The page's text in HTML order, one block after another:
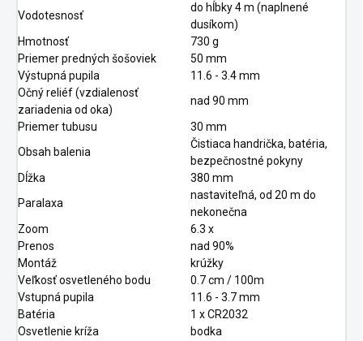
Vodotesnosť
do hĺbky 4 m (naplnené
dusíkom)
Hmotnosť
730 g
Priemer predných šošoviek
50 mm
Výstupná pupila
11.6 - 3.4 mm
Očný reliéf (vzdialenosť
zariadenia od oka)
nad 90 mm
Priemer tubusu
30 mm
Obsah balenia
Čistiaca handrička, batéria,
bezpečnostné pokyny
Dĺžka
380 mm
Paralaxa
nastaviteľná, od 20 m do
nekonečna
Zoom
6.3 x
Prenos
nad 90%
Montáž
krúžky
Veľkosť osvetleného bodu
0.7 cm / 100m
Vstupná pupila
11.6 - 3.7 mm
Batéria
1 x CR2032
Osvetlenie kríža
bodka